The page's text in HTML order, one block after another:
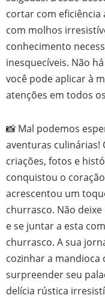
cortar com eficiência
com molhos
conhecimento
inesquecíveis. Não
você pode aplicar à
atenções em todos
📸 Mal podemos
aventuras culinárias!
criações, fotos e
conquistou o
acrescentou um
churrasco. Não
e se juntar a esta
churrasco. A sua
cozinhar a mandioca
surpreender seu
delícia rústica